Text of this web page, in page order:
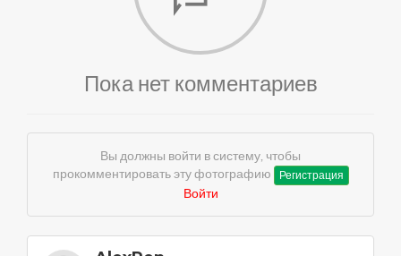
Пока нет комментариев
Вы должны войти в систему, чтобы
прокомментировать эту фотографию
Регистрация
Войти